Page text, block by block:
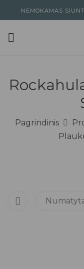
NEMOKAMAS
Pagrindinis